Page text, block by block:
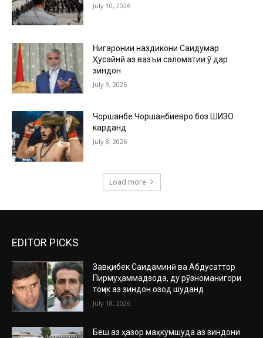
July 10, 2026
Нигаронии наздикони Саидумар
Ҳусайнӣ аз вазъи саломатии ӯ дар
зиндон
July 9, 2026
Чоршанбе Чоршанбиевро боз ШИЗО
карданд
July 8, 2026
Load more
EDITOR PICKS
Завқибек Саидаминӣ ва Абдусаттор
Пирмуҳаммадзода, ду рӯзноманигори
тоҷик аз зиндон озод шуданд
July 18, 2026
Беш аз ҳазор маҳкумшуда аз зиндони